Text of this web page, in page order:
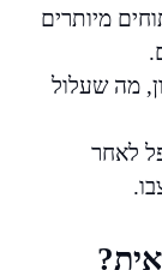
מיותרים
מה שעלול
לאחר